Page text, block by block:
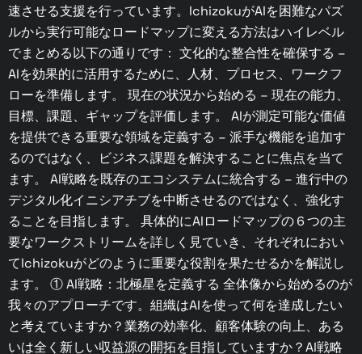
速させる支援を行っています。IchizokuがAIを困難なパズ
ルから実行可能なロードマップに変える方法はハイレベル
でまとめる以下の通りです： 文化的な整合性を確保する –
AIを効果的に活用するために、人材、プロセス、ワークフ
ローを準備します。 現在の状況から始める – 現在の能力、
目標、課題、ギャップを評価します。 AIが測定可能な価値
を提供できる重要な領域を定義する – 派手な機能を追加す
るのではなく、ビジネス課題を解決することに焦点を当て
ます。 AI戦略を既存のエコシステムに統合する – 進行中の
デジタル化イニシアチブを中断させるのではなく、強化す
ることを目指します。 具体的にAIロードマップの６つの主
要なワークストリームを詳しく見ていき、それぞれにおい
てIchizokuがどのように重要な役割を果たせるかを解説し
ます。 ① AI戦略：北極星を定義する 全体像から始めるのが
我々のアプローチです。組織はAIを使って何を達成したい
と考えていますか？業務の効率化、顧客体験の向上、ある
いは全く新しい収益源の開拓を目指していますか？AI戦略